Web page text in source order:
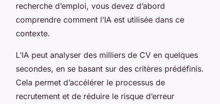
recherche d’emploi, vous devez d’abord
comprendre comment l’IA est utilisée dans ce
contexte.
L’IA peut analyser des milliers de CV en quelques
secondes, en se basant sur des critères prédéfinis.
Cela permet d’accélérer le processus de
recrutement et de réduire le risque d’erreur